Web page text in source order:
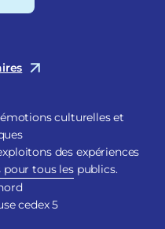
culturelles et
des expériences
tous les publics.
cedex 5